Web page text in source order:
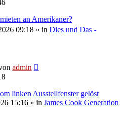
an Amerikaner?
09:18 » in Dies und Das -
admin
linken Ausstellfenster gelöst
15:16 » in James Cook Generation